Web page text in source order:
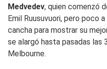
Medvedev, quien comenzó
Emil Ruusuvuori, pero poco
cancha para mostrar su
se alargó hasta pasadas las
Melbourne.